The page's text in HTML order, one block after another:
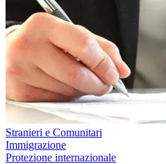
Stranieri e Comunitari
Immigrazione
Protezione internazionale